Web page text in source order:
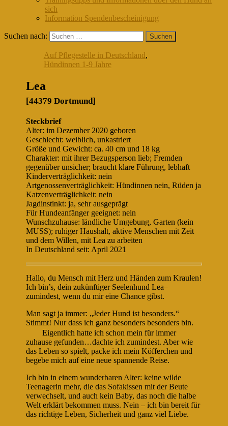
sich
Information Spendenbescheinigung
Suchen nach:
Auf Pflegestelle in Deutschland,
Hündinnen 1-9 Jahre
Lea
[44379 Dortmund]
Steckbrief
Alter: im Dezember 2020 geboren
Geschlecht: weiblich, unkastriert
Größe und Gewicht: ca. 40 cm und 18 kg
Charakter: mit ihrer Bezugsperson lieb; Fremden
gegenüber unsicher; braucht klare Führung, lebhaft
Kinderverträglichkeit: nein
Artgenossenverträglichkeit: Hündinnen nein, Rüden ja
Katzenverträglichkeit: nein
Jagdinstinkt: ja, sehr ausgeprägt
Für Hundeanfänger geeignet: nein
Wunschzuhause: ländliche Umgebung, Garten (kein
MUSS); ruhiger Haushalt, aktive Menschen mit Zeit
und dem Willen, mit Lea zu arbeiten
In Deutschland seit: April 2021
Hallo, du Mensch mit Herz und Händen zum Kraulen!
Ich bin’s, dein zukünftiger Seelenhund Lea–
zumindest, wenn du mir eine Chance gibst.
Man sagt ja immer: „Jeder Hund ist besonders.“
Stimmt! Nur dass ich ganz besonders besonders bin.
Eigentlich hatte ich schon mein für immer
zuhause gefunden…dachte ich zumindest. Aber wie
das Leben so spielt, packe ich mein Köfferchen und
begebe mich auf eine neue spannende Reise.
Ich bin in einem wunderbaren Alter: keine wilde
Teenagerin mehr, die das Sofakissen mit der Beute
verwechselt, und auch kein Baby, das noch die halbe
Welt erklärt bekommen muss. Nein – ich bin bereit für
das richtige Leben, Sicherheit und ganz viel Liebe.